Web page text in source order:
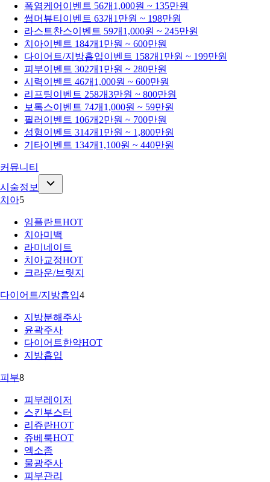
폭염케어 이벤트 56개 1,000원 ~ 135만원
썸머뷰티 이벤트 63개 1만원 ~ 198만원
라스트찬스이벤트 59개 1,000원 ~ 245만원
치아이벤트 184개 1만원 ~ 600만원
다이어트/지방흡입이벤트 158개 1만원 ~ 199만원
피부이벤트 302개 1만원 ~ 280만원
시력이벤트 46개 1,000원 ~ 600만원
리프팅이벤트 258개3만원 ~ 800만원
보톡스이벤트 74개 1,000원 ~ 59만원
필러 이벤트 106개 2만원 ~ 700만원
성형이벤트 314개 1만원 ~ 1,800만원
기타이벤트 134개 1,100원 ~ 440만원
커뮤니티
시술정보
치아5
임플란트HOT
치아미백
라미네이트
치아교정HOT
크라운/브릿지
다이어트/지방흡입4
지방분해주사
윤곽주사
다이어트한약HOT
지방흡입
피부8
피부레이저
스킨부스터
리쥬란HOT
쥬베룩HOT
엑소좀
물광주사
피부관리